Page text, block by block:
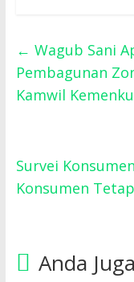
← Wagub Sani
Pembagunan
Kamwil
Survei
Konsumen
Anda